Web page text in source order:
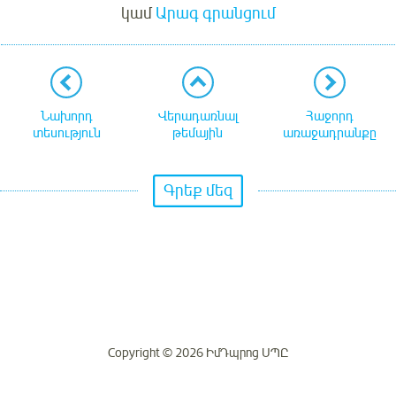
կամԱրագ գրանցում
Նախորդ
տեսություն
Վերադառնալ
թեմային
Հաջորդ
առաջադրանքը
Գրեք մեզ
Copyright © 2026 ԻմԴպրոց ՍՊԸ